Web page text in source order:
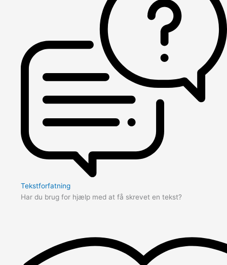
Tekstforfatning
Har du brug for hjælp med at få skrevet en tekst?